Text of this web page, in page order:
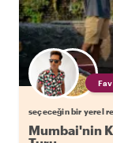
seçeceğin bir yerel
Mumbai'nin